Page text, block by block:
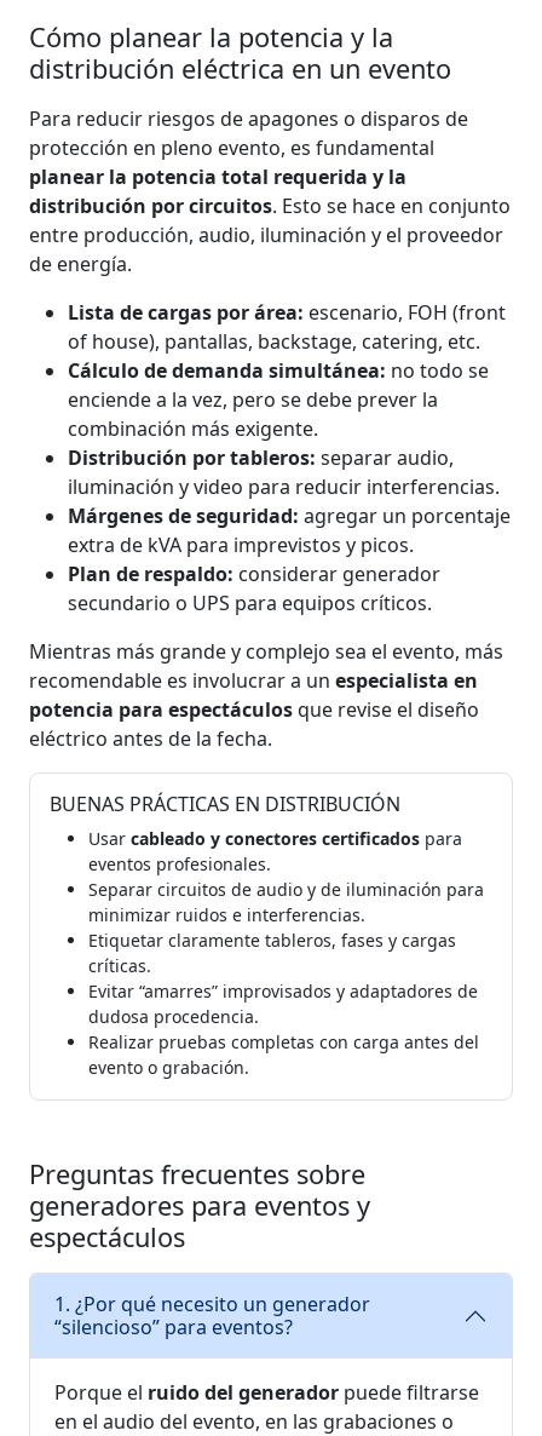
Cómo planear la potencia y la
distribución eléctrica en un evento
Para reducir riesgos de apagones o disparos de
protección en pleno evento, es fundamental
planear la potencia total requerida y la
distribución por circuitos. Esto se hace en conjunto
entre producción, audio, iluminación y el proveedor
de energía.
Lista de cargas por área: escenario, FOH (front
of house), pantallas, backstage, catering, etc.
Cálculo de demanda simultánea: no todo se
enciende a la vez, pero se debe prever la
combinación más exigente.
Distribución por tableros: separar audio,
iluminación y video para reducir interferencias.
Márgenes de seguridad: agregar un porcentaje
extra de kVA para imprevistos y picos.
Plan de respaldo: considerar generador
secundario o UPS para equipos críticos.
Mientras más grande y complejo sea el evento, más
recomendable es involucrar a un especialista en
potencia para espectáculosque revise el diseño
eléctrico antes de la fecha.
BUENAS PRÁCTICAS EN DISTRIBUCIÓN
Usar cableado y conectores certificados para
eventos profesionales.
Separar circuitos de audio y de iluminación para
minimizar ruidos e interferencias.
Etiquetar claramente tableros, fases y cargas
críticas.
Evitar “amarres” improvisados y adaptadores de
dudosa procedencia.
Realizar pruebas completas con carga antes del
evento o grabación.
Preguntas frecuentes sobre
generadores para eventos y
espectáculos
1. ¿Por qué necesito un generador
“silencioso” para eventos?
Porque el ruido del generador puede filtrarse
en el audio del evento, en las grabaciones o